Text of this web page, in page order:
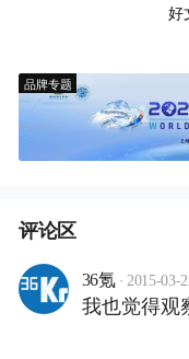
好
品牌专题
评论区
36氪 · 2015-03-
我也觉得观